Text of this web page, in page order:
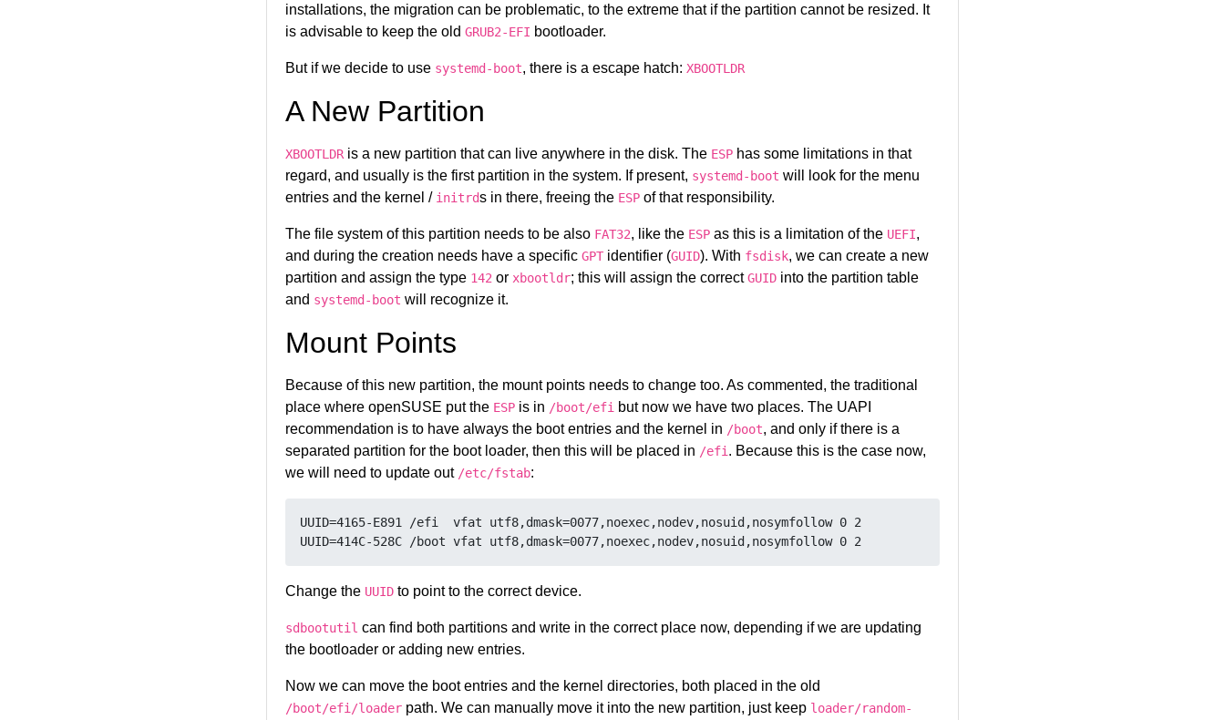
installations, the migration can be problematic, to the extreme that if the partition cannot be resized. It
is advisable to keep the old GRUB2-EFI bootloader.
But if we decide to use systemd-boot, there is a escape hatch: XBOOTLDR
A New Partition
XBOOTLDR is a new partition that can live anywhere in the disk. The ESP has some limitations in that
regard, and usually is the first partition in the system. If present, systemd-boot will look for the menu
entries and the kernel / initrds in there, freeing the ESP of that responsibility.
The file system of this partition needs to be also FAT32, like the ESP as this is a limitation of the UEFI,
and during the creation needs have a specific GPT identifier (GUID). With fsdisk, we can create a new
partition and assign the type 142 or xbootldr; this will assign the correctGUID into the partition table
and systemd-boot will recognize it.
Mount Points
Because of this new partition, the mount points needs to change too. As commented, the traditional
place where openSUSE put the ESP is in /boot/efi but now we have two places. The UAPI
recommendation is to have always the boot entries and the kernel in /boot, and only if there is a
separated partition for the boot loader, then this will be placed in /efi . Because this is the case now,
we will need to update out /etc/fstab:
UUID=4165-E891 /efi  vfat utf8,dmask=0077,noexec,nodev,nosuid,nosymfollow 0 2
Change the UUID to point to the correct device.
sdbootutil can find both partitions and write in the correct place now, depending if we are updating
the bootloader or adding new entries.
Now we can move the boot entries and the kernel directories, both placed in the old
/boot/efi/loader path. We can manually move it into the new partition, just keep loader/random-